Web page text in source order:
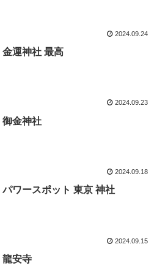
2024.09.24
金運神社 最高
2024.09.23
御金神社
2024.09.18
パワースポット 東京 神社
2024.09.15
龍安寺